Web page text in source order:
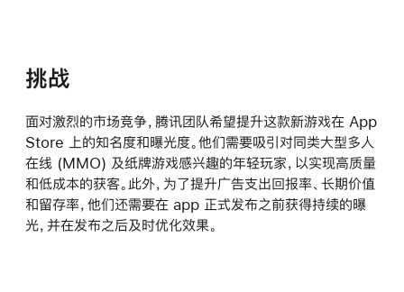
挑战
面对激烈的市场竞争，腾讯团队希望提升这款新游戏在 App
Store 上的知名度和曝光度。他们需要吸引对同类大型多人
在线 (MMO) 及纸牌游戏感兴趣的年轻玩家，以实现高质量
和低成本的获客。此外，为了提升广告支出回报率、长期价值
和留存率，他们还需要在 app 正式发布之前获得持续的曝
光，并在发布之后及时优化效果。